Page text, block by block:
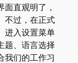
直观明了，
不过，在正式
进入设置菜单
题、语言选择
我们的工作习